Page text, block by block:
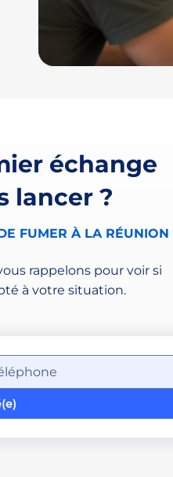
échange
lancer ?
FUMER À LA RÉUNION
rappelons pour voir si
à votre situation.